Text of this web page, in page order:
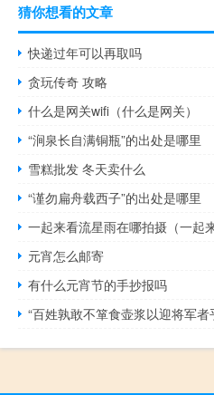
猜你想看的文章
快递过年可以再取吗
贪玩传奇 攻略
什么是网关wifi（什么是网关）
“涧泉长自满铜瓶”的出处是哪里
雪糕批发 冬天卖什么
“谨勿扁舟载西子”的出处是哪里
一起来看流星雨在哪拍摄（一起
元宵怎么邮寄
有什么元宵节的手抄报吗
“百姓孰敢不箪食壶浆以迎将军者